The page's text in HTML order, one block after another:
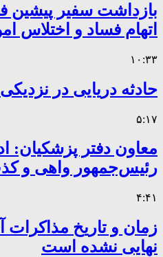
بازداشت سفیر پیشین
اتهام فساد و اختلاس
۱۰:۳۳
حادثه دریایی در
۵:۱۷
معاون دفتر پزشکیان:
رئیس‌جمهور واهی و
۴:۴۱
زمان و تاریخ مذاکرات
نهایی نشده است